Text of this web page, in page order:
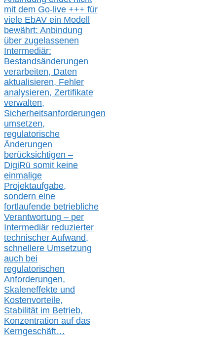
mit dem Go-live +++ für
viele EbAV ein Modell
bewährt: Anbindung
über zugelassenen
Intermediär:
Bestandsänderungen
verarbeiten, Daten
aktualisieren, Fehler
analysieren, Zertifikate
verwalten,
Sicherheitsanforderungen
umsetzen,
regulatorische
Änderungen
berücksichtigen –
DigiRü somit keine
einmalige
Projektaufgabe,
sondern eine
fortlaufende betriebliche
Verantwortung – per
Intermediär reduzierter
technischer Aufwand,
schnellere Umsetzung
auch bei
regulatorischen
Anforderungen,
Skaleneffekte und
Kostenvorteile,
Stabilität im Betrieb,
Konzentration auf das
Kerngeschäft…